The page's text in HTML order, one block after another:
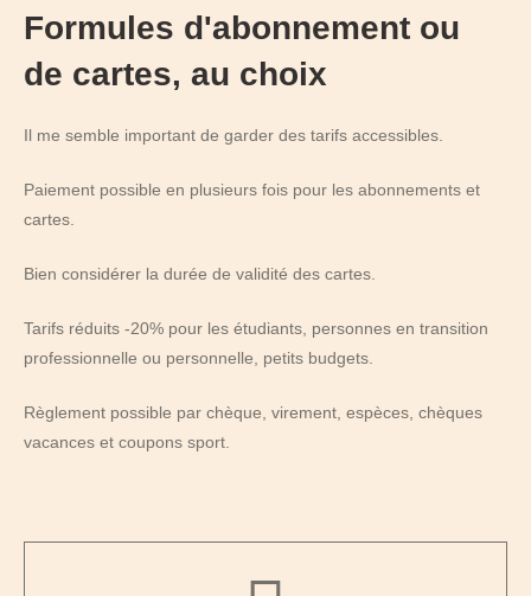
Formules d'abonnement ou
de cartes, au choix
Il me semble important de garder des tarifs accessibles.
Paiement possible en plusieurs fois pour les abonnements et
cartes.
Bien considérer la durée de validité des cartes.
Tarifs réduits -20% pour les étudiants, personnes en transition
professionnelle ou personnelle, petits budgets.
Règlement possible par chèque, virement, espèces, chèques
vacances et coupons sport.